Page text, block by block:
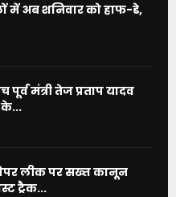
में अब शनिवार को हाफ-डे,
मंत्री तेज प्रताप यादव
के...
पेपर लीक पर सख्त कानून
ट्रैक...